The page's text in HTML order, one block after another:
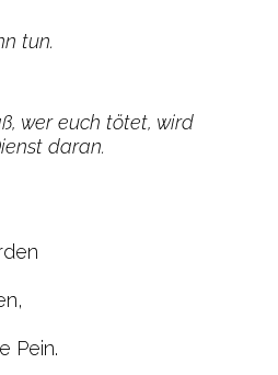
tun.
wer euch tötet, wird
daran.
Pein.